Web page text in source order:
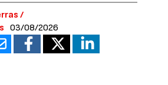
/
03/08/2026